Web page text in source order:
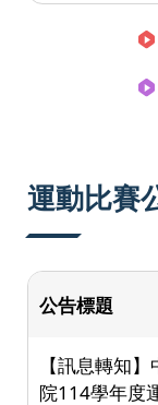
運動比賽
公告標題
【訊息轉知
院114學年度